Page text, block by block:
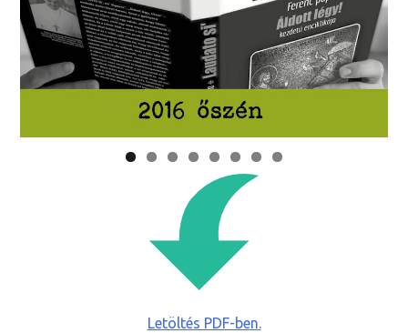
Letöltés PDF-ben.